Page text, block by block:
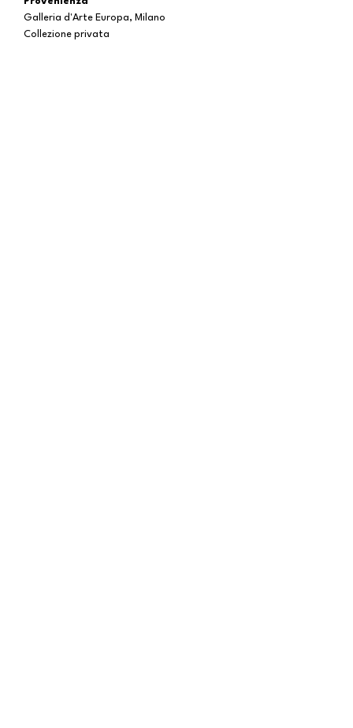
Galleria d'Arte Europa, Milano
Collezione privata